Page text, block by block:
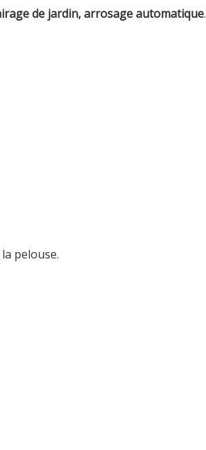
de jardin, arrosage automatique.
pelouse.